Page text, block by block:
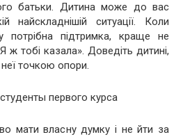
батьки. Дитина може до вас
найскладнішій ситуації. Коли
потрібна підтримка, краще не
ж тобі казала». Доведіть дитині,
точкою опори.
мати власну думку і не йти за